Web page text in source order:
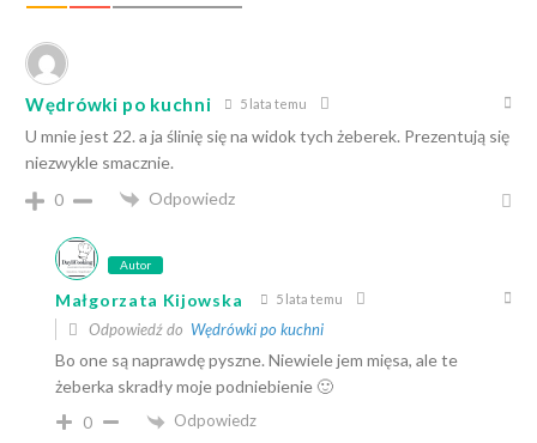
Wędrówki po kuchni 5 lata temu
U mnie jest 22. a ja ślinię się na widok tych żeberek. Prezentują się
niezwykle smacznie.
0
Odpowiedz
Autor
Małgorzata Kijowska 5 lata temu
Odpowiedź do Wędrówki po kuchni
Bo one są naprawdę pyszne. Niewiele jem mięsa, ale te
żeberka skradły moje podniebienie 🙂
0 Odpowiedz